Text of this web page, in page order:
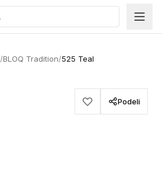
/BLOQ Tradition/525 Teal
Podeli